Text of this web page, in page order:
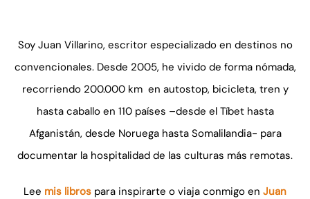
Soy Juan Villarino, escritor especializado en destinos no
convencionales. Desde 2005, he vivido de forma nómada,
recorriendo 200.000 km en autostop, bicicleta, tren y
hasta caballo en 110 países –desde el Tíbet hasta
Afganistán, desde Noruega hasta Somalilandia- para
documentar la hospitalidad de las culturas más remotas.
Lee mis libros para inspirarte o viaja conmigo en Juan